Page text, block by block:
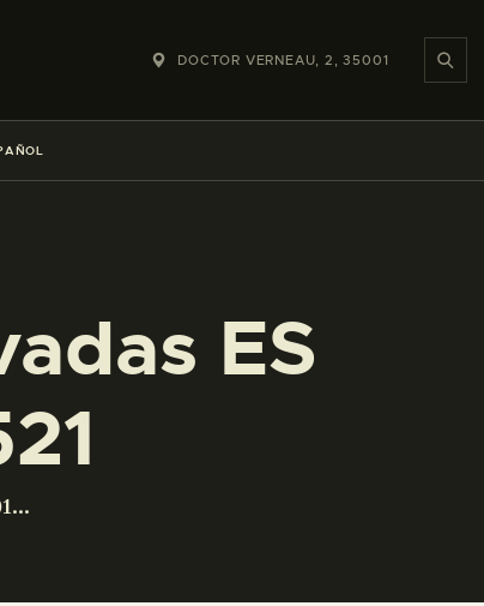
DOCTOR VERNEAU, 2, 35001
ES